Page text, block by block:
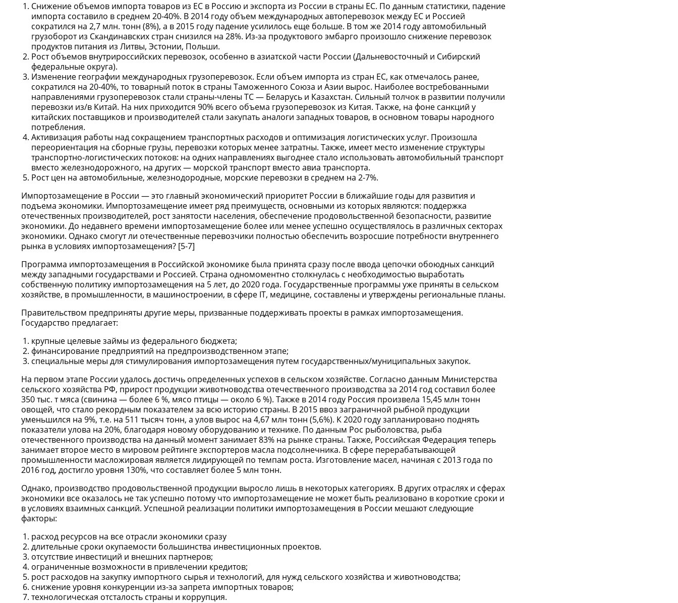
Снижение объемов импорта товаров из ЕС в Россию и экспорта из России в страны ЕС. По данным статистики, падение
импорта составило в среднем 20-40%. В 2014 году объем международных автоперевозок между ЕС и Россией
сократился на 2,7 млн. тонн (8%), а в 2015 году падение усилилось еще больше. В том же 2014 году автомобильный
грузоборот из Скандинавских стран снизился на 28%. Из-за продуктового эмбарго произошло снижение перевозок
продуктов питания из Литвы, Эстонии, Польши.
Рост объемов внутрироссийских перевозок, особенно в азиатской части России (Дальневосточный и Сибирский
федеральные округа).
Изменение географии международных грузоперевозок. Если объем импорта из стран ЕС, как отмечалось ранее,
сократился на 20-40%, то товарный поток в страны Таможенного Союза и Азии вырос. Наиболее востребованными
направлениями грузоперевозок стали страны-члены ТС — Беларусь и Казахстан. Сильный толчок в развитии получили
перевозки из/в Китай. На них приходится 90% всего объема грузоперевозок из Китая. Также, на фоне санкций у
китайских поставщиков и производителей стали закупать аналоги западных товаров, в основном товары народного
потребления.
Активизация работы над сокращением транспортных расходов и оптимизация логистических услуг. Произошла
переориентация на сборные грузы, перевозки которых менее затратны. Также, имеет место изменение структуры
транспортно-логистических потоков: на одних направлениях выгоднее стало использовать автомобильный транспорт
вместо железнодорожного, на других — морской транспорт вместо авиа транспорта.
Рост цен на автомобильные, железнодородные, морские перевозки в среднем на 2-7%.
Импортозамещение в России — это главный экономический приоритет России в ближайшие годы для развития и
подъема экономики. Импортозамещение имеет ряд преимуществ, основными из которых являются: поддержка
отечественных производителей, рост занятости населения, обеспечение продовольственной безопасности, развитие
экономики. До недавнего времени импортозамещение более или менее успешно осуществлялось в различных секторах
экономики. Однако смогут ли отечественные перевозчики полностью обеспечить возросшие потребности внутреннего
рынка в условиях импортозамещения? [5-7]
Программа импортозамещения в Российской экономике была принята сразу после ввода цепочки обоюдных санкций
между западными государствами и Россией. Страна одномоментно столкнулась с необходимостью выработать
собственную политику импортозамещения на 5 лет, до 2020 года. Государственные программы уже приняты в сельском
хозяйстве, в промышленности, в машиностроении, в сфере IT, медицине, составлены и утверждены региональные планы.
Правительством предприняты другие меры, призванные поддерживать проекты в рамках импортозамещения.
Государство предлагает:
крупные целевые займы из федерального бюджета;
финансирование предприятий на предпроизводственном этапе;
специальные меры для стимулирования импортозамещения путем государственных/муниципальных закупок.
На первом этапе России удалось достичь определенных успехов в сельском хозяйстве. Согласно данным Министерства
сельского хозяйства РФ, прирост продукции животноводства отечественного производства за 2014 год составил более
350 тыс. т мяса (свинина — более 6 %, мясо птицы — около 6 %). Также в 2014 году Россия произвела 15,45 млн тонн
овощей, что стало рекордным показателем за всю историю страны. В 2015 ввоз заграничной рыбной продукции
уменьшился на 9%, т.е. на 511 тысяч тонн, а улов вырос на 4,67 млн тонн (5,6%). К 2020 году запланировано поднять
показатели улова на 20%, благодаря новому оборудованию и технике. По данным Рос рыболовства, рыба
отечественного производства на данный момент занимает 83% на рынке страны. Также, Российская Федерация теперь
занимает второе место в мировом рейтинге экспортеров масла подсолнечника. В сфере перерабатывающей
промышленности масложировая является лидирующей по темпам роста. Изготовление масел, начиная с 2013 года по
2016 год, достигло уровня 130%, что составляет более 5 млн тонн.
Однако, производство продовольственной продукции выросло лишь в некоторых категориях. В других отраслях и сферах
экономики все оказалось не так успешно потому что импортозамещение не может быть реализовано в короткие сроки и
в условиях взаимных санкций. Успешной реализации политики импортозамещения в России мешают следующие
факторы:
расход ресурсов на все отрасли экономики сразу
длительные сроки окупаемости большинства инвестиционных проектов.
отсутствие инвестиций и внешних партнеров;
ограниченные возможности в привлечении кредитов;
рост расходов на закупку импортного сырья и технологий, для нужд сельского хозяйства и животноводства;
снижение уровня конкуренции из-за запрета импортных товаров;
технологическая отсталость страны и коррупция.